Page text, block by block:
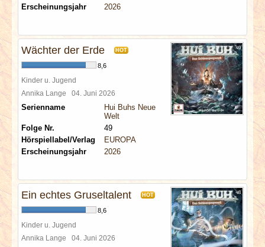
Erscheinungsjahr
2026
Wächter der Erde HOT
8,6
Kinder u. Jugend
Annika Lange 04. Juni 2026
Serienname
Hui Buhs Neue
Welt
Folge Nr.
49
Hörspiellabel/Verlag
EUROPA
Erscheinungsjahr
2026
Ein echtes Gruseltalent HOT
8,6
Kinder u. Jugend
Annika Lange 04. Juni 2026